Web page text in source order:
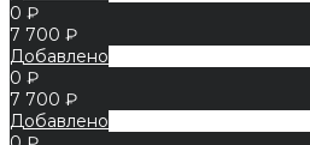
0 ₽
7 700 ₽
Добавлено
0 ₽
7 700 ₽
Добавлено